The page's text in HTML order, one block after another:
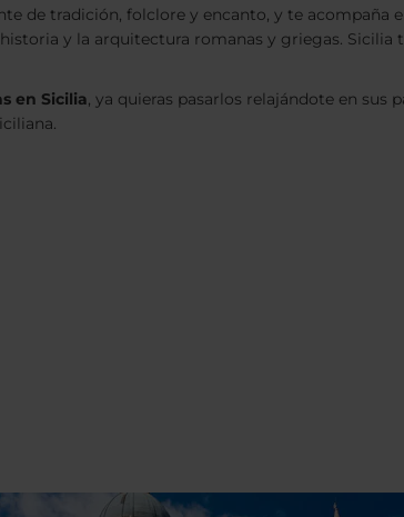
de tradición, folclore y encanto, y te acompaña
y la arquitectura romanas y griegas. Sicilia
en Sicilia, ya quieras pasarlos relajándote en sus